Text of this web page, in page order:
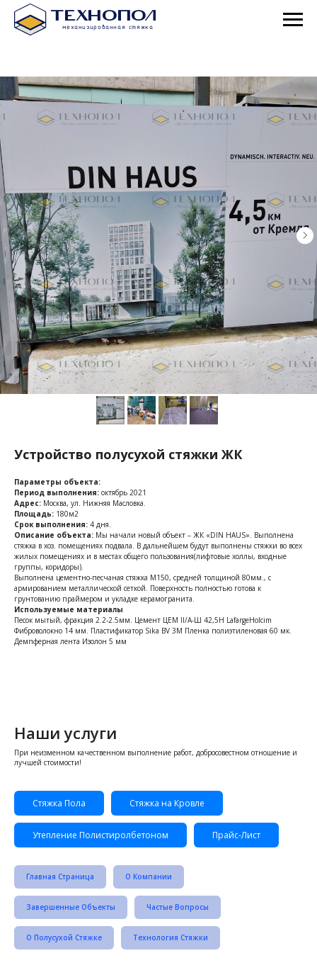
Устройство полусухой стяжки ЖК
Параметры объекта:
Период выполнения: октябрь 2021
Адрес: Москва, ул. Нижняя Масловка.
Площадь: 180м2
Срок выполнения: 4 дня.
Описание объекта: Мы начали новый объект – ЖК «DIN HAUS». Выполнена
стяжка в хоз. помещениях подвала. В дальнейшем будут выполнены стяжки во всех
жилых помещениях и в местах общего пользования(лифтовые холлы, входные
группы, коридоры).
Выполнена цементно-песчаная стяжка М150, средней толщиной 80мм., с
армированием металлической сеткой. Поверхность полностью готова к
грунтованию праймером и укладке керамогранита.
Используемые материалы
Песок мытый, фракция 2.2-2.5мм. Цемент ЦЕМ II/A-Ш 42,5Н LafargeHolcim
Фиброволокно 14 мм. Пластификатор Sika BV 3M Пленка полиэтиленовая 60 мк.
Демпферная лента Изолон 5 мм
Наши услуги
При неизменном качественном выполнение работ, добросовестном отношение и
лучшей стоимости!
Стяжка Пола Стяжка на Кровле
Утепление Полистиролбетоном Прайс-Лист
Главная Страница О Компании
Завершенные Объекты Частые Вопросы
О Полусухой Стяжке Технология Стяжки